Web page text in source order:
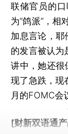
联储官员的
为“鸽派”，相
加息言论，耶
的发言被认为
讲中，她还很
现了急跌，现
月的FOMC会
[财新双语通